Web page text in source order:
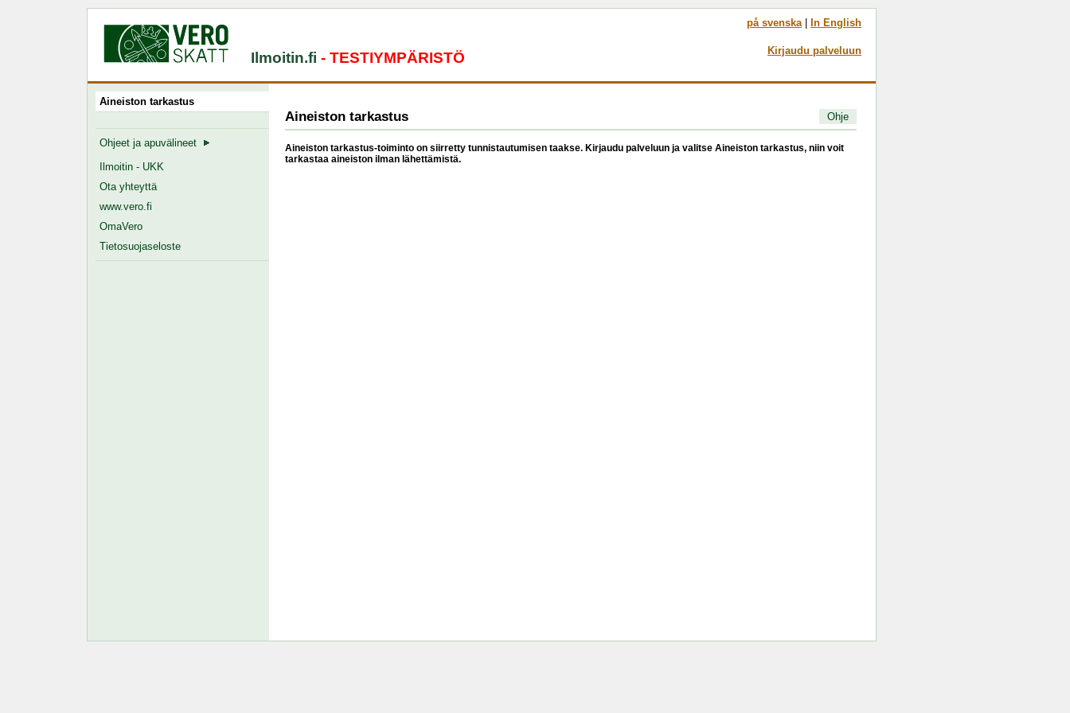
Ilmoitin.fi - TESTIYMPÄRISTÖ
på svenska| In English
Kirjaudu palveluun
Aineiston tarkastus
Ohjeet ja apuvälineet
Ilmoitin - UKK
Ota yhteyttä
www.vero.fi
OmaVero
Tietosuojaseloste
Aineiston tarkastus Ohje
Aineiston tarkastus-toiminto on siirretty tunnistautumisen taakse. Kirjaudu palveluun ja valitse Aineiston tarkastus, niin voit
tarkastaa aineiston ilman lähettämistä.